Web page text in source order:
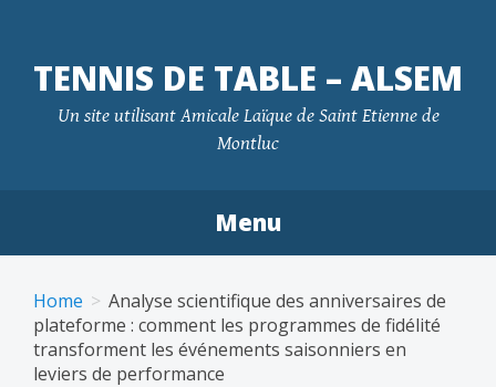
TENNIS DE TABLE – ALSEM
Un site utilisant Amicale Laïque de Saint Etienne de
Montluc
Menu
content
Home
Analyse scientifique des anniversaires de
plateforme : comment les programmes de fidélité
transforment les événements saisonniers en
leviers de performance